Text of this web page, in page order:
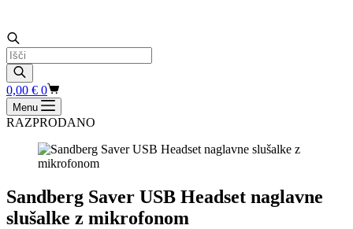
Products
search
Shopping
cart
0,00 € 0
Menu
RAZPRODANO
Sandberg Saver USB Headset naglavne
slušalke z mikrofonom